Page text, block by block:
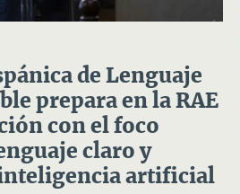
de Lenguaje
prepara en la RAE
con el foco
claro y
inteligencia artificial